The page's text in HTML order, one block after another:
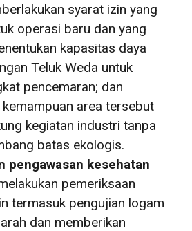
syarat izin yang
operasi baru dan yang
kapasitas daya
Teluk Weda untuk
pencemaran; dan
area tersebut
kegiatan industri tanpa
batas ekologis.
pengawasan kesehatan
pemeriksaan
termasuk pengujian logam
dan memberikan